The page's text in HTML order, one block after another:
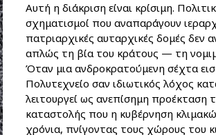
Αυτή η διάκριση είναι κρίσιμη.
σχηματισμοί που αναπαράγουν
πατριαρχικές αυταρχικές δομές δεν
απλώς τη βία του κράτους — τη
Όταν μια ανδροκρατούμενη σέχτα
Πολυτεχνείο σαν ιδιωτικός λόχος
λειτουργεί ως ανεπίσημη προέκταση
καταστολής που η κυβέρνηση
χρόνια, πνίγοντας τους χώρους του